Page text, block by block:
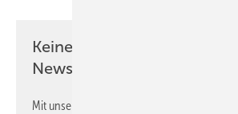
Keine Zeit? Kein Problem
Newsletter!
Mit unserem Newsletter erhalten Sie